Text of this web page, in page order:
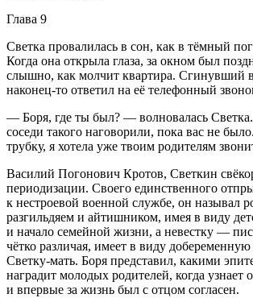
Глава 9
Светка провалилась в сон, как в тёмный
Когда она открыла глаза, за окном был
слышно, как молчит квартира. Сгинувший
наконец-то ответил на её телефонный
— Боря, где ты был? — волновалась
соседи такого наговорили, пока вас не
трубку, я хотела уже твоим родителям
Василий Погонович Кротов, Светкин
периодизации. Своего единственного
к нестроевой военной службе, он называл
разгильдяем и айтишником, имея в виду
и начало семейной жизни, а невестку —
чётко различая, имеет в виду
Светку-мать. Боря представил, какими
наградит молодых родителей, когда
и впервые за жизнь был с отцом согласен.